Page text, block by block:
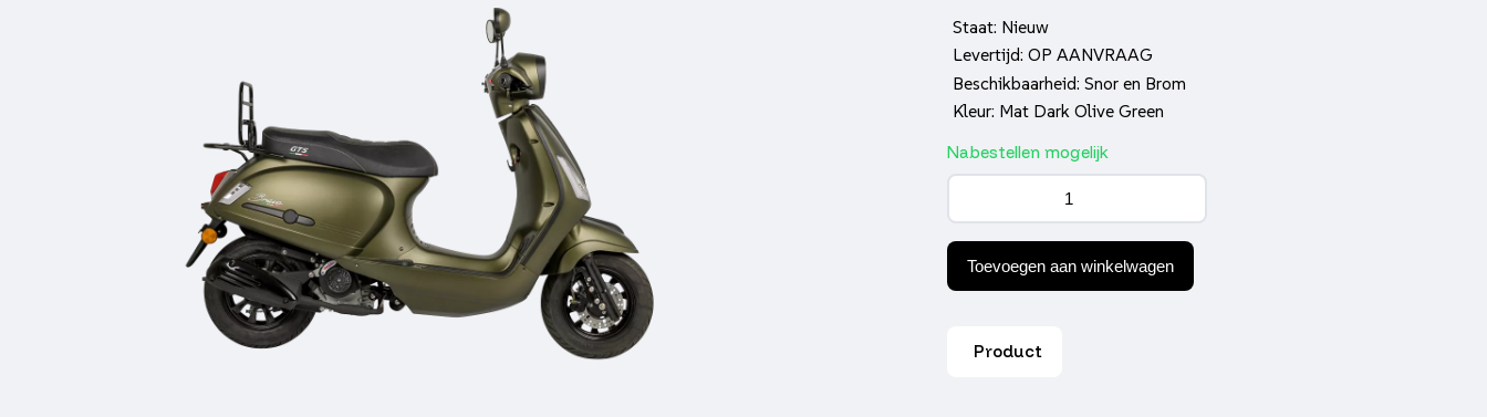
Staat: Nieuw
Levertijd: OP AANVRAAG
Beschikbaarheid: Snor en Brom
Kleur: Mat Dark Olive Green
Nabestellen mogelijk
GTS
Mat
Dark
Olive
Grey
Toevoegen aan winkelwagen
Product